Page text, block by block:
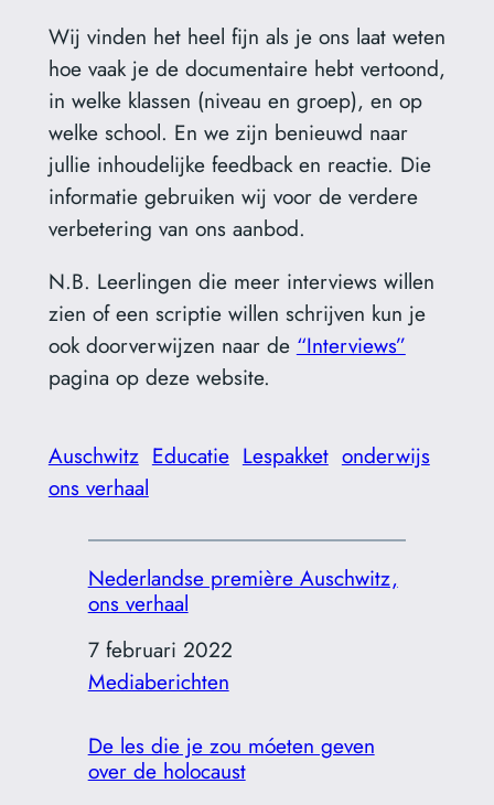
Wij vinden het heel fijn als je ons laat weten
hoe vaak je de documentaire hebt vertoond,
in welke klassen (niveau en groep), en op
welke school. En we zijn benieuwd naar
jullie inhoudelijke feedback en reactie. Die
informatie gebruiken wij voor de verdere
verbetering van ons aanbod.
N.B. Leerlingen die meer interviews willen
zien of een scriptie willen schrijven kun je
ook doorverwijzen naar de “Interviews”
pagina op deze website.
Auschwitz Educatie Lespakket onderwijs
ons verhaal
Nederlandse première Auschwitz,
ons verhaal
Datum
7 februari 2022
In relatie tot
Mediaberichten
De les die je zou móeten geven
over de holocaust